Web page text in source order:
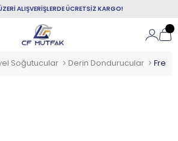
ALIŞVERİŞLERDE ÜCRETSİZ KARGO!
Soğutucular Derin Dondurucular